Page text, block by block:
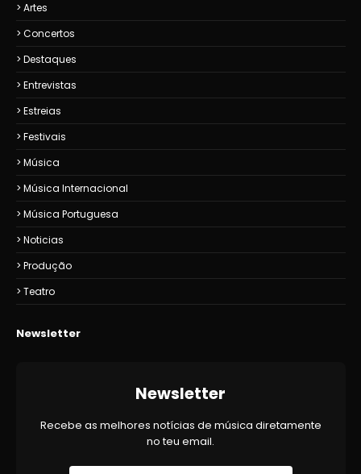
Artes
Concertos
Destaques
Entrevistas
Estreias
Festivais
Música
Música Internacional
Música Portuguesa
Noticias
Produção
Teatro
Newsletter
Newsletter
Recebe as melhores notícias de música diretamente
no teu email.